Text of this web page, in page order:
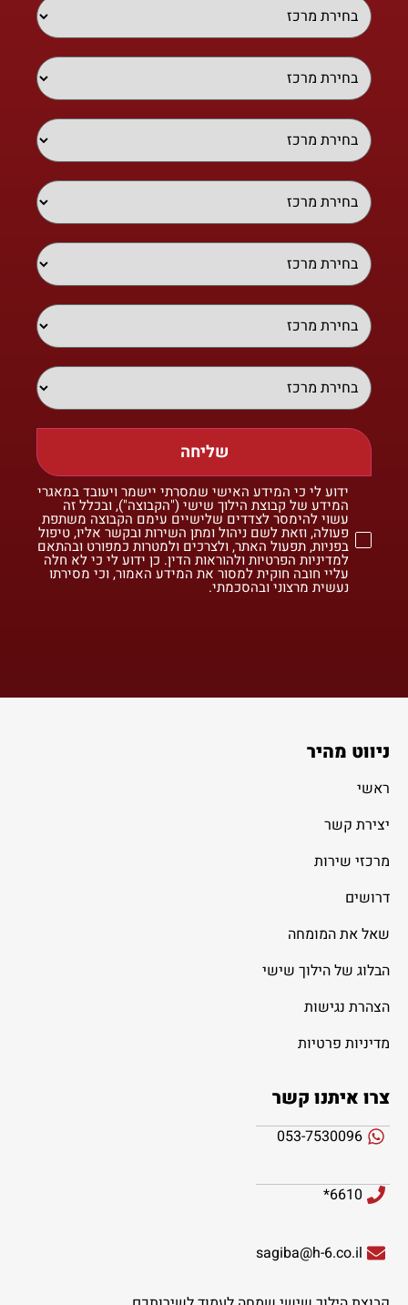
שליחה
ידוע לי כי המידע האישי שמסרתי יישמר ויעובד במאגרי
המידע של קבוצת הילוך שישי ("הקבוצה"), ובכלל זה
עשוי להימסר לצדדים שלישיים עימם הקבוצה משתפת
פעולה, וזאת לשם ניהול ומתן השירות ובקשר אליו, טיפול
בפניות, תפעול האתר, ולצרכים ולמטרות כמפורט ובהתאם
למדיניות הפרטיות ולהוראות הדין. כן ידוע לי כי לא חלה
עליי חובה חוקית למסור את המידע האמור, וכי מסירתו
נעשית מרצוני ובהסכמתי.
ניווט מהיר
ראשי
יצירת קשר
מרכזי שירות
דרושים
שאל את המומחה
הבלוג של הילוך שישי
הצהרת נגישות
מדיניות פרטיות
צרו איתנו קשר
053-7530096
6610*
sagiba@h-6.co.il